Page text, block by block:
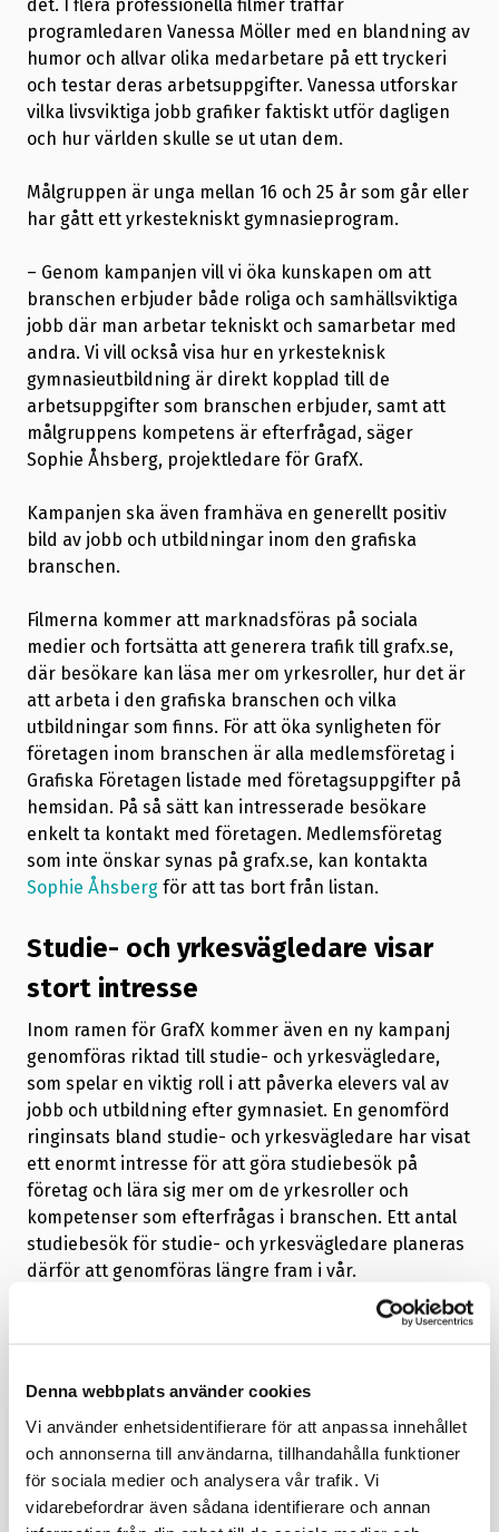
Denna webbplats använder cookies
Vi använder enhetsidentifierare för att anpassa innehållet
och annonserna till användarna, tillhandahålla funktioner
för sociala medier och analysera vår trafik. Vi
vidarebefordrar även sådana identifierare och annan
det. I flera professionella filmer träffar
programledaren Vanessa Möller med en blandning av
humor och allvar olika medarbetare på ett tryckeri
och testar deras arbetsuppgifter. Vanessa utforskar
vilka livsviktiga jobb grafiker faktiskt utför dagligen
och hur världen skulle se ut utan dem.
Målgruppen är unga mellan 16 och 25 år som går eller
har gått ett yrkestekniskt gymnasieprogram.
– Genom kampanjen vill vi öka kunskapen om att
branschen erbjuder både roliga och samhällsviktiga
jobb där man arbetar tekniskt och samarbetar med
andra. Vi vill också visa hur en yrkesteknisk
gymnasieutbildning är direkt kopplad till de
arbetsuppgifter som branschen erbjuder, samt att
målgruppens kompetens är efterfrågad, säger
Sophie Åhsberg, projektledare för GrafX.
Kampanjen ska även framhäva en generellt positiv
bild av jobb och utbildningar inom den grafiska
branschen.
Filmerna kommer att marknadsföras på sociala
medier och fortsätta att generera trafik till grafx.se,
där besökare kan läsa mer om yrkesroller, hur det är
att arbeta i den grafiska branschen och vilka
utbildningar som finns. För att öka synligheten för
företagen inom branschen är alla medlemsföretag i
Grafiska Företagen listade med företagsuppgifter på
hemsidan. På så sätt kan intresserade besökare
enkelt ta kontakt med företagen. Medlemsföretag
som inte önskar synas på grafx.se, kan kontakta
Sophie Åhsberg för att tas bort från listan.
Studie- och yrkesvägledare visar
stort intresse
Inom ramen för GrafX kommer även en ny kampanj
genomföras riktad till studie- och yrkesvägledare,
som spelar en viktig roll i att påverka elevers val av
jobb och utbildning efter gymnasiet. En genomförd
ringinsats bland studie- och yrkesvägledare har visat
ett enormt intresse för att göra studiebesök på
företag och lära sig mer om de yrkesroller och
kompetenser som efterfrågas i branschen. Ett antal
studiebesök för studie- och yrkesvägledare planeras
därför att genomföras längre fram i vår.
GrafX - Vanessa testar livsviktiga